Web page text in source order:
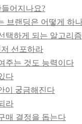
어지나요?
브랜딩은 어떻게 하
택하게 되는 알고리즘
선포하라
주는 것도 능력이다
다
이 궁금해진다
라
매 결정을 돕는다